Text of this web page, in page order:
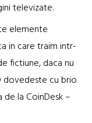
televizate.
elemente
in care traim intr-
fictiune, daca nu
dovedeste cu brio
la CoinDesk –